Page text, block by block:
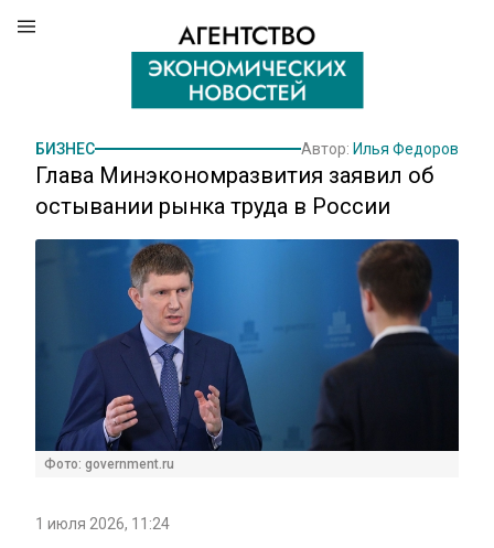
БИЗНЕС Автор: Илья Федоров
Глава Минэкономразвития заявил об
остывании рынка труда в России
Фото: government.ru
1 июля 2026, 11:24